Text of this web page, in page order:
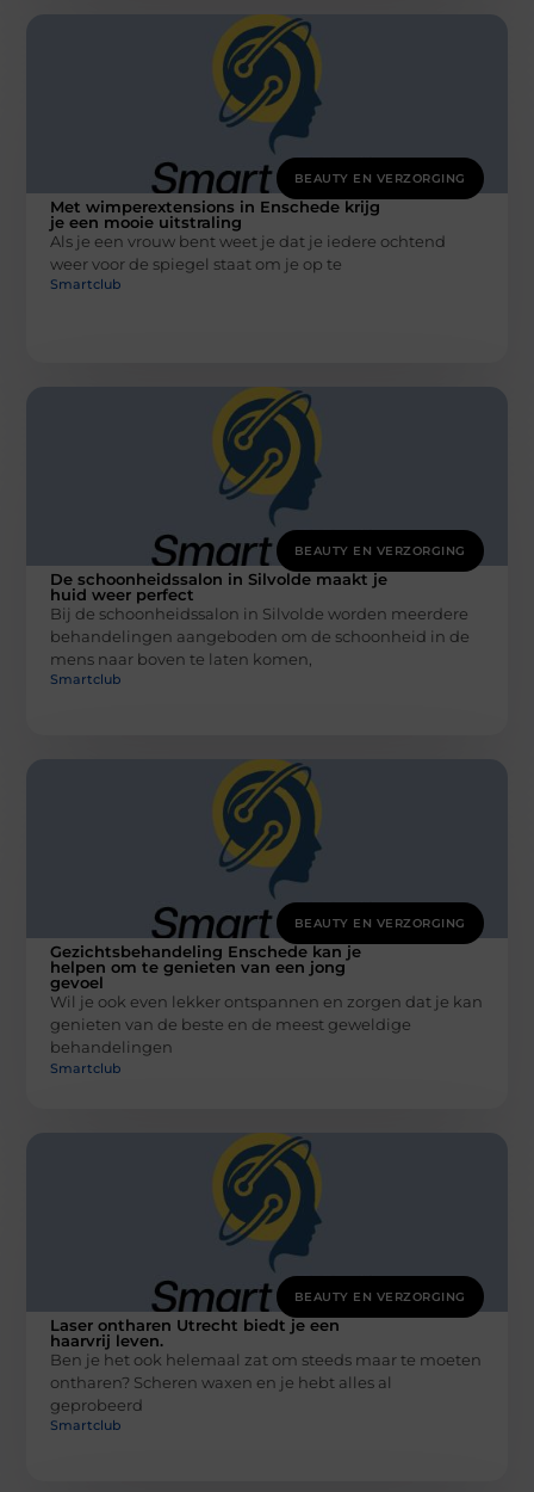
BEAUTY EN VERZORGING
Met wimperextensions in Enschede krijg
je een mooie uitstraling
Als je een vrouw bent weet je dat je iedere ochtend
weer voor de spiegel staat om je op te
Smartclub
BEAUTY EN VERZORGING
De schoonheidssalon in Silvolde maakt je
huid weer perfect
Bij de schoonheidssalon in Silvolde worden meerdere
behandelingen aangeboden om de schoonheid in de
mens naar boven te laten komen,
Smartclub
BEAUTY EN VERZORGING
Gezichtsbehandeling Enschede kan je
helpen om te genieten van een jong
gevoel
Wil je ook even lekker ontspannen en zorgen dat je kan
genieten van de beste en de meest geweldige
behandelingen
Smartclub
BEAUTY EN VERZORGING
Laser ontharen Utrecht biedt je een
haarvrij leven.
Ben je het ook helemaal zat om steeds maar te moeten
ontharen? Scheren waxen en je hebt alles al
geprobeerd
Smartclub